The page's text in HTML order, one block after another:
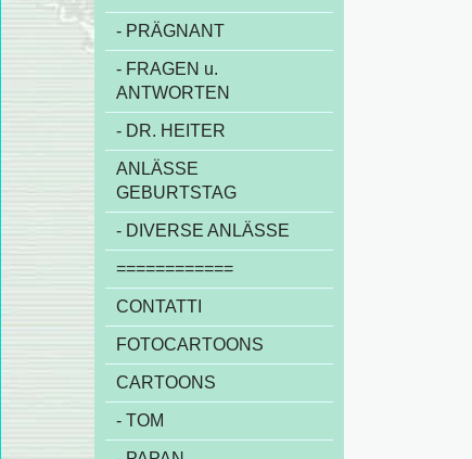
- PRÄGNANT
- FRAGEN u.
ANTWORTEN
- DR. HEITER
ANLÄSSE
GEBURTSTAG
- DIVERSE ANLÄSSE
============
CONTATTI
FOTOCARTOONS
CARTOONS
- TOM